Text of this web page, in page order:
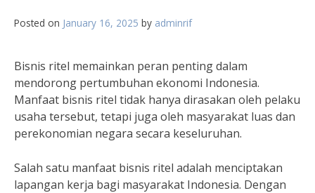
Posted on January 16, 2025 by adminrif
Bisnis ritel memainkan peran penting dalam
mendorong pertumbuhan ekonomi Indonesia.
Manfaat bisnis ritel tidak hanya dirasakan oleh pelaku
usaha tersebut, tetapi juga oleh masyarakat luas dan
perekonomian negara secara keseluruhan.
Salah satu manfaat bisnis ritel adalah menciptakan
lapangan kerja bagi masyarakat Indonesia. Dengan